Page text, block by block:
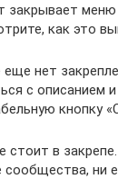
закрывает
как это
нет
с описанием
кнопку
стоит в
сообщества, ни